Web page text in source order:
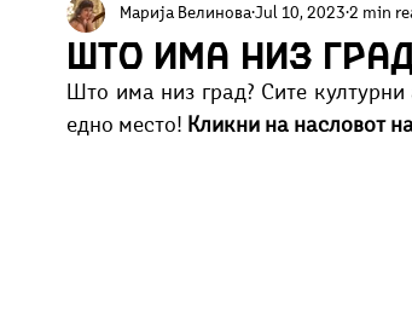
β-уметник на неделата β-фактопедија Бисери
Мелемузика
Што има низ
Марија Велинова Jul 10, 2023 2 min
Што има низ град? Сите
едно место! Кликни на насловот